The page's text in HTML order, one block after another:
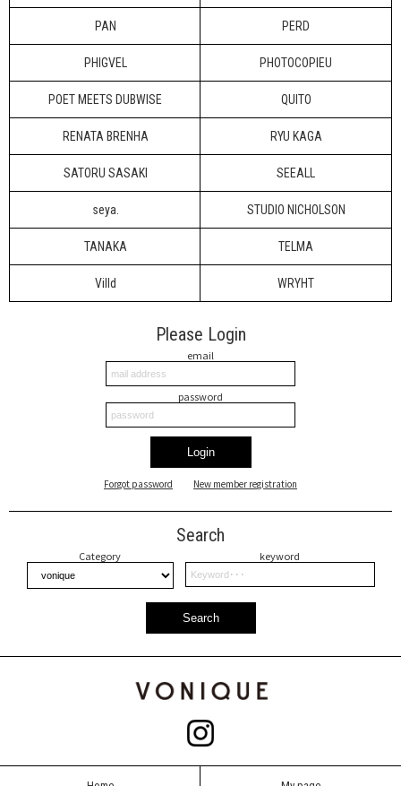
PAN PERD
PHIGVEL PHOTOCOPIEU
POET MEETS DUBWISE QUITO
RENATA BRENHA RYU KAGA
SATORU SASAKI SEEALL
seya. STUDIO NICHOLSON
TANAKA TELMA
Villd WRYHT
Please Login
email
password
Login
Forgot password New member registration
Search
Category keyword
Search